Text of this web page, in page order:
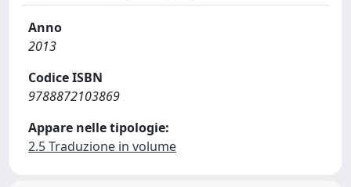
Anno
2013
Codice ISBN
9788872103869
Appare nelle tipologie:
2.5 Traduzione in volume